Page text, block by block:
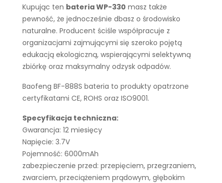
Kupując ten bateria WP-330 masz także
pewność, że jednocześnie dbasz o środowisko
naturalne. Producent ściśle współpracuje z
organizacjami zajmującymi się szeroko pojętą
edukacją ekologiczną, wspierającymi selektywną
zbiórkę oraz maksymalny odzysk odpadów.
Baofeng BF-888S bateria to produkty opatrzone
certyfikatami CE, ROHS oraz ISO9001.
Specyfikacja techniczna:
Gwarancja: 12 miesięcy
Napięcie: 3.7V
Pojemność: 6000mAh
zabezpieczenie przed: przepięciem, przegrzaniem,
zwarciem, przeciążeniem prądowym, głębokim